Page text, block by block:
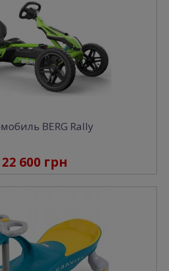
BERG Rally
22 600 грн